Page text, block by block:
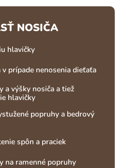
NOSIČA
hlavičky
prípade nenosenia dieťaťa
a výšky nosiča a tiež
hlavičky
popruhy a bedrový
spôn a praciek
na ramenné popruhy